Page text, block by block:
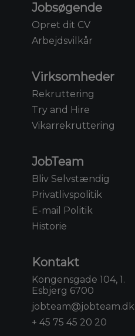
Jobsøgende
Opret dit CV
Arbejdsvilkår
Virksomheder
Rekruttering
Try and Hire
Vikarrekruttering
JobTeam
Bliv Selvstændig
Privatlivspolitik
E-mail Politik
Historie
Kontakt
Kongensgade 104, 1.
Esbjerg 6700
jobteam@jobteam.dk
+ 45 75 45 20 20